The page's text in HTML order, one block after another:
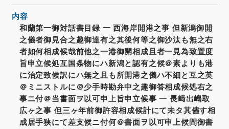
内容
和蘭第一御対話書目録 一 西海岸開港之事 但新潟御開
之儀者御見合之趣御達有之其後何等之御沙汰も無之右
者如何相成候哉前他之一港御開相成且者一見為致置度
旨申立候処互国条物にハ新潟と認有之候＠素よりも港
に治定致候訳にハ無之且も所開港之儀ハ不細と互之英
＠ミニストルに＠少手時勘弁中之趣御答相成候処右之
事ニ付＠当書面ヲ以可申上旨申立候事 一 長﨑出嶋取
広ヶ之事 但三ヶ年前御許容相成候計にて未タ其儘す相
成居手狭にて差支候ニ付何＠書面ヲ以可申上候間御書